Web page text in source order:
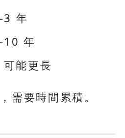
3 年
10 年
能更長
需要時間累積。